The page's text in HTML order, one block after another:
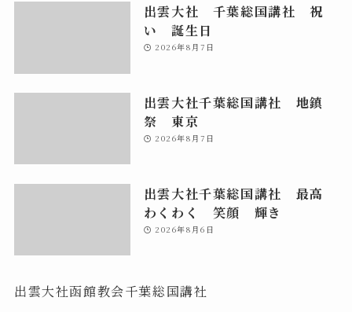
出雲大社 千葉総国講社 祝
い 誕生日
2026年8月7日
出雲大社千葉総国講社 地鎮
祭 東京
2026年8月7日
出雲大社千葉総国講社 最高
わくわく 笑顔 輝き
2026年8月6日
出雲大社函館教会千葉総国講社